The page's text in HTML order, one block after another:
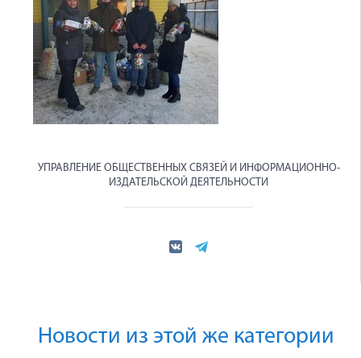
УПРАВЛЕНИЕ ОБЩЕСТВЕННЫХ СВЯЗЕЙ И ИНФОРМАЦИОННО-
ИЗДАТЕЛЬСКОЙ ДЕЯТЕЛЬНОСТИ
Новости из этой же категории